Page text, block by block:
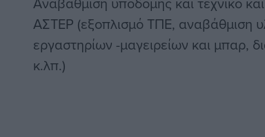
ΑΣΤΕΡ (εξοπλισμό ΤΠΕ, αναβάθμιση
εργαστηρίων -μαγειρείων και μπαρ,
κ.λπ.)